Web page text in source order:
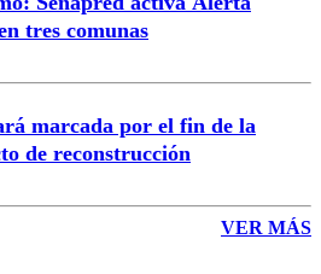
tres comunas
marcada por el fin de la
de reconstrucción
VER MÁS